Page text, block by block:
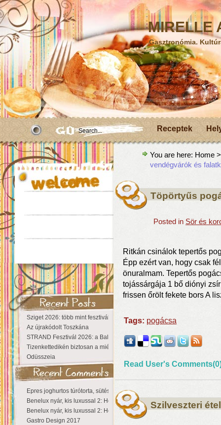
MIRELLE
Gasztronómia.
Receptek
Sziget 2026: több mint fesztivál, egy városnyi élmény
Az újrakódolt Toszkána
STRAND Fesztivál 2026: a Balaton partján a nyár még tart!
Tizenkettedikén biztosan a miénk a Sziget!
Odüsszeia
Epres joghurtos túrótorta, sütés nélkül
Benelux nyár, kis luxussal 2: Hollandia
Benelux nyár, kis luxussal 2: Hollandia
Gastro Design 2017
You are here: Home
vendégvárók és
Töpörtyűs
Posted in Sör és
Ritkán csinálok tepertős
Épp ezért van, hogy csak
önuralmam. Tepertős
tojássárgája 1 bő diónyi
frissen őrölt fekete bors A
Tags: pogácsa
Read User's
Szilveszteri